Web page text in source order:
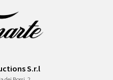
S.r.l